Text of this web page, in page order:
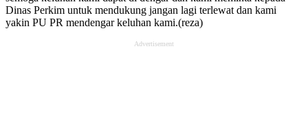
Dinas Perkim untuk mendukung jangan lagi terlewat dan kami
yakin PU PR mendengar keluhan kami.(reza)
Advertisement